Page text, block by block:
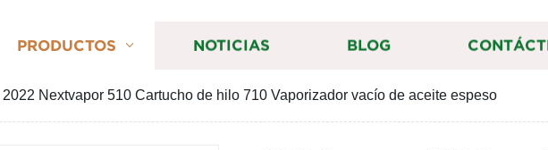
PRODUCTOS NOTICIAS BLOG
2022 Nextvapor 510 Cartucho de hilo 710 Vaporizador vacío de aceite espeso